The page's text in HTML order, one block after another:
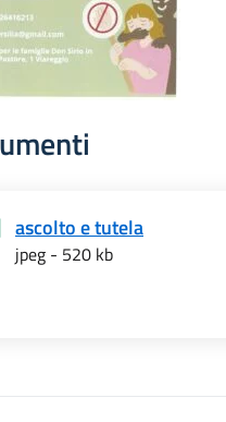
ascolto e tutela
jpeg - 520 kb